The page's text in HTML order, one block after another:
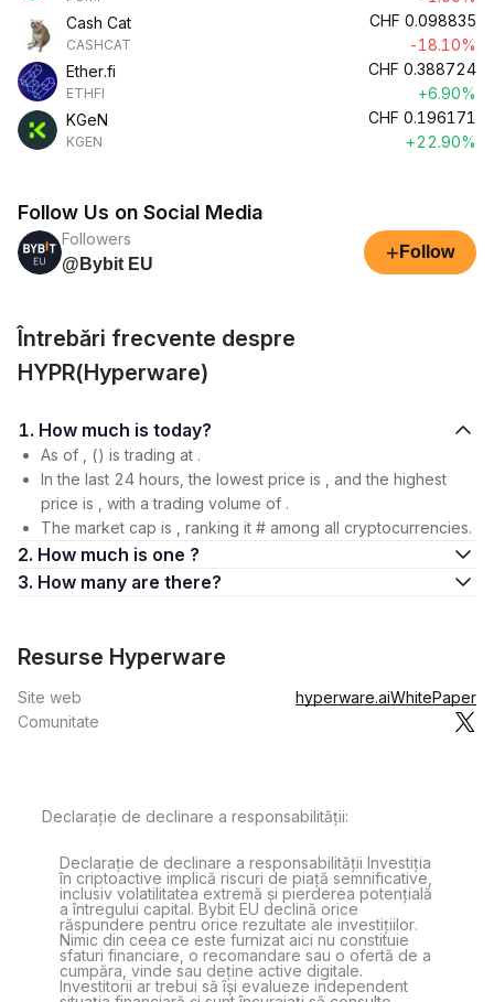
Cash Cat
CASHCAT
CHF 0.098835
-18.10%
Ether.fi
ETHFI
CHF 0.388724
+6.90%
KGeN
KGEN
CHF 0.196171
+22.90%
Follow Us on Social Media
Followers
@Bybit EU
+ Follow
Întrebări frecvente despre
HYPR(Hyperware)
1. How much is today?
As of , () is trading at .
In the last 24 hours, the lowest price is , and the highest
price is , with a trading volume of .
The market cap is , ranking it # among all cryptocurrencies.
2. How much is one ?
3. How many are there?
Resurse Hyperware
Site web hyperware.aiWhitePaper
Comunitate
Declarație de declinare a responsabilității:
Declarație de declinare a responsabilității Investiția
în criptoactive implică riscuri de piață semnificative,
inclusiv volatilitatea extremă și pierderea potențială
a întregului capital. Bybit EU declină orice
răspundere pentru orice rezultate ale investițiilor.
Nimic din ceea ce este furnizat aici nu constituie
sfaturi financiare, o recomandare sau o ofertă de a
cumpăra, vinde sau deține active digitale.
Investitorii ar trebui să își evalueze independent